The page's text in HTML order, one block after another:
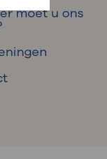
moet u ons